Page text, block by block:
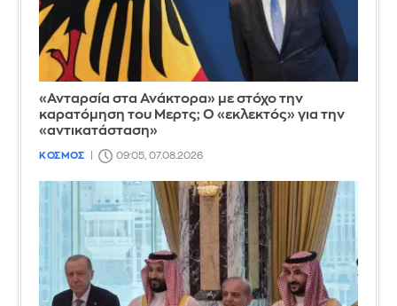
«Ανταρσία στα Ανάκτορα» με στόχο την
καρατόμηση του Μερτς; Ο «εκλεκτός» για την
«αντικατάσταση»
ΚΟΣΜΟΣ 09:05, 07.08.2026